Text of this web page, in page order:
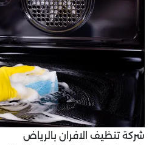
شركة تنظيف الافران بالرياض